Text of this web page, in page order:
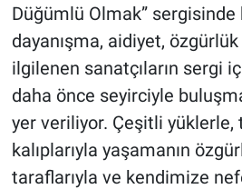
Düğümlü Olmak”
dayanışma, aidiyet,
ilgilenen sanatçıların sergi
daha önce seyirciyle
yer veriliyor. Çeşitli
kalıplarıyla yaşamanın
taraflarıyla ve kendimize